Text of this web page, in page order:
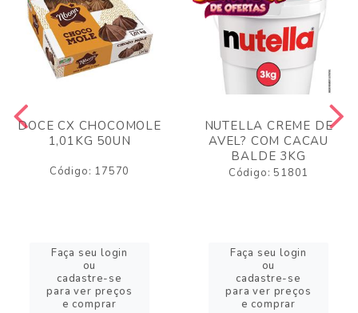
DOCE CX CHOCOMOLE
1,01KG 50UN
Código: 17570
Faça seu login
ou
cadastre-se
para ver preços
e comprar
NUTELLA CREME DE
AVEL? COM CACAU
BALDE 3KG
Código: 51801
Faça seu login
ou
cadastre-se
para ver preços
e comprar